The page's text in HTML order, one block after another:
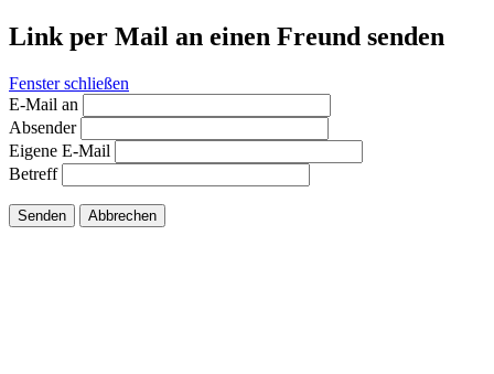
Link per Mail an einen Freund senden
Fenster schließen
E-Mail an
Absender
Eigene E-Mail
Betreff
Senden Abbrechen